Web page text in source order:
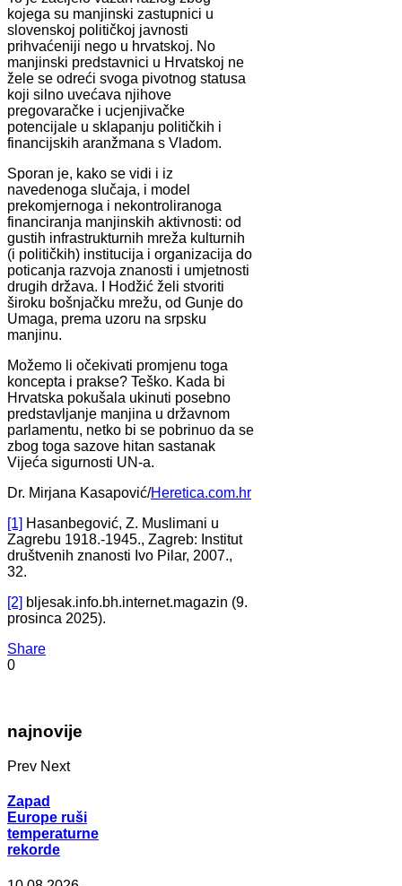
kojega su manjinski zastupnici u
slovenskoj političkoj javnosti
prihvaćeniji nego u hrvatskoj. No
manjinski predstavnici u Hrvatskoj ne
žele se odreći svoga pivotnog statusa
koji silno uvećava njihove
pregovaračke i ucjenjivačke
potencijale u sklapanju političkih i
financijskih aranžmana s Vladom.
Sporan je, kako se vidi i iz
navedenoga slučaja, i model
prekomjernoga i nekontroliranoga
financiranja manjinskih aktivnosti: od
gustih infrastrukturnih mreža kulturnih
(i političkih) institucija i organizacija do
poticanja razvoja znanosti i umjetnosti
drugih država. I Hodžić želi stvoriti
široku bošnjačku mrežu, od Gunje do
Umaga, prema uzoru na srpsku
manjinu.
Možemo li očekivati promjenu toga
koncepta i prakse? Teško. Kada bi
Hrvatska pokušala ukinuti posebno
predstavljanje manjina u državnom
parlamentu, netko bi se pobrinuo da se
zbog toga sazove hitan sastanak
Vijeća sigurnosti UN-a.
Dr. Mirjana Kasapović/Heretica.com.hr
[1] Hasanbegović, Z. Muslimani u
Zagrebu 1918.-1945., Zagreb: Institut
društvenih znanosti Ivo Pilar, 2007.,
32.
[2] bljesak.info.bh.internet.magazin (9.
prosinca 2025).
Share
0
najnovije
Prev Next
Zapad
Europe ruši
temperaturne
rekorde